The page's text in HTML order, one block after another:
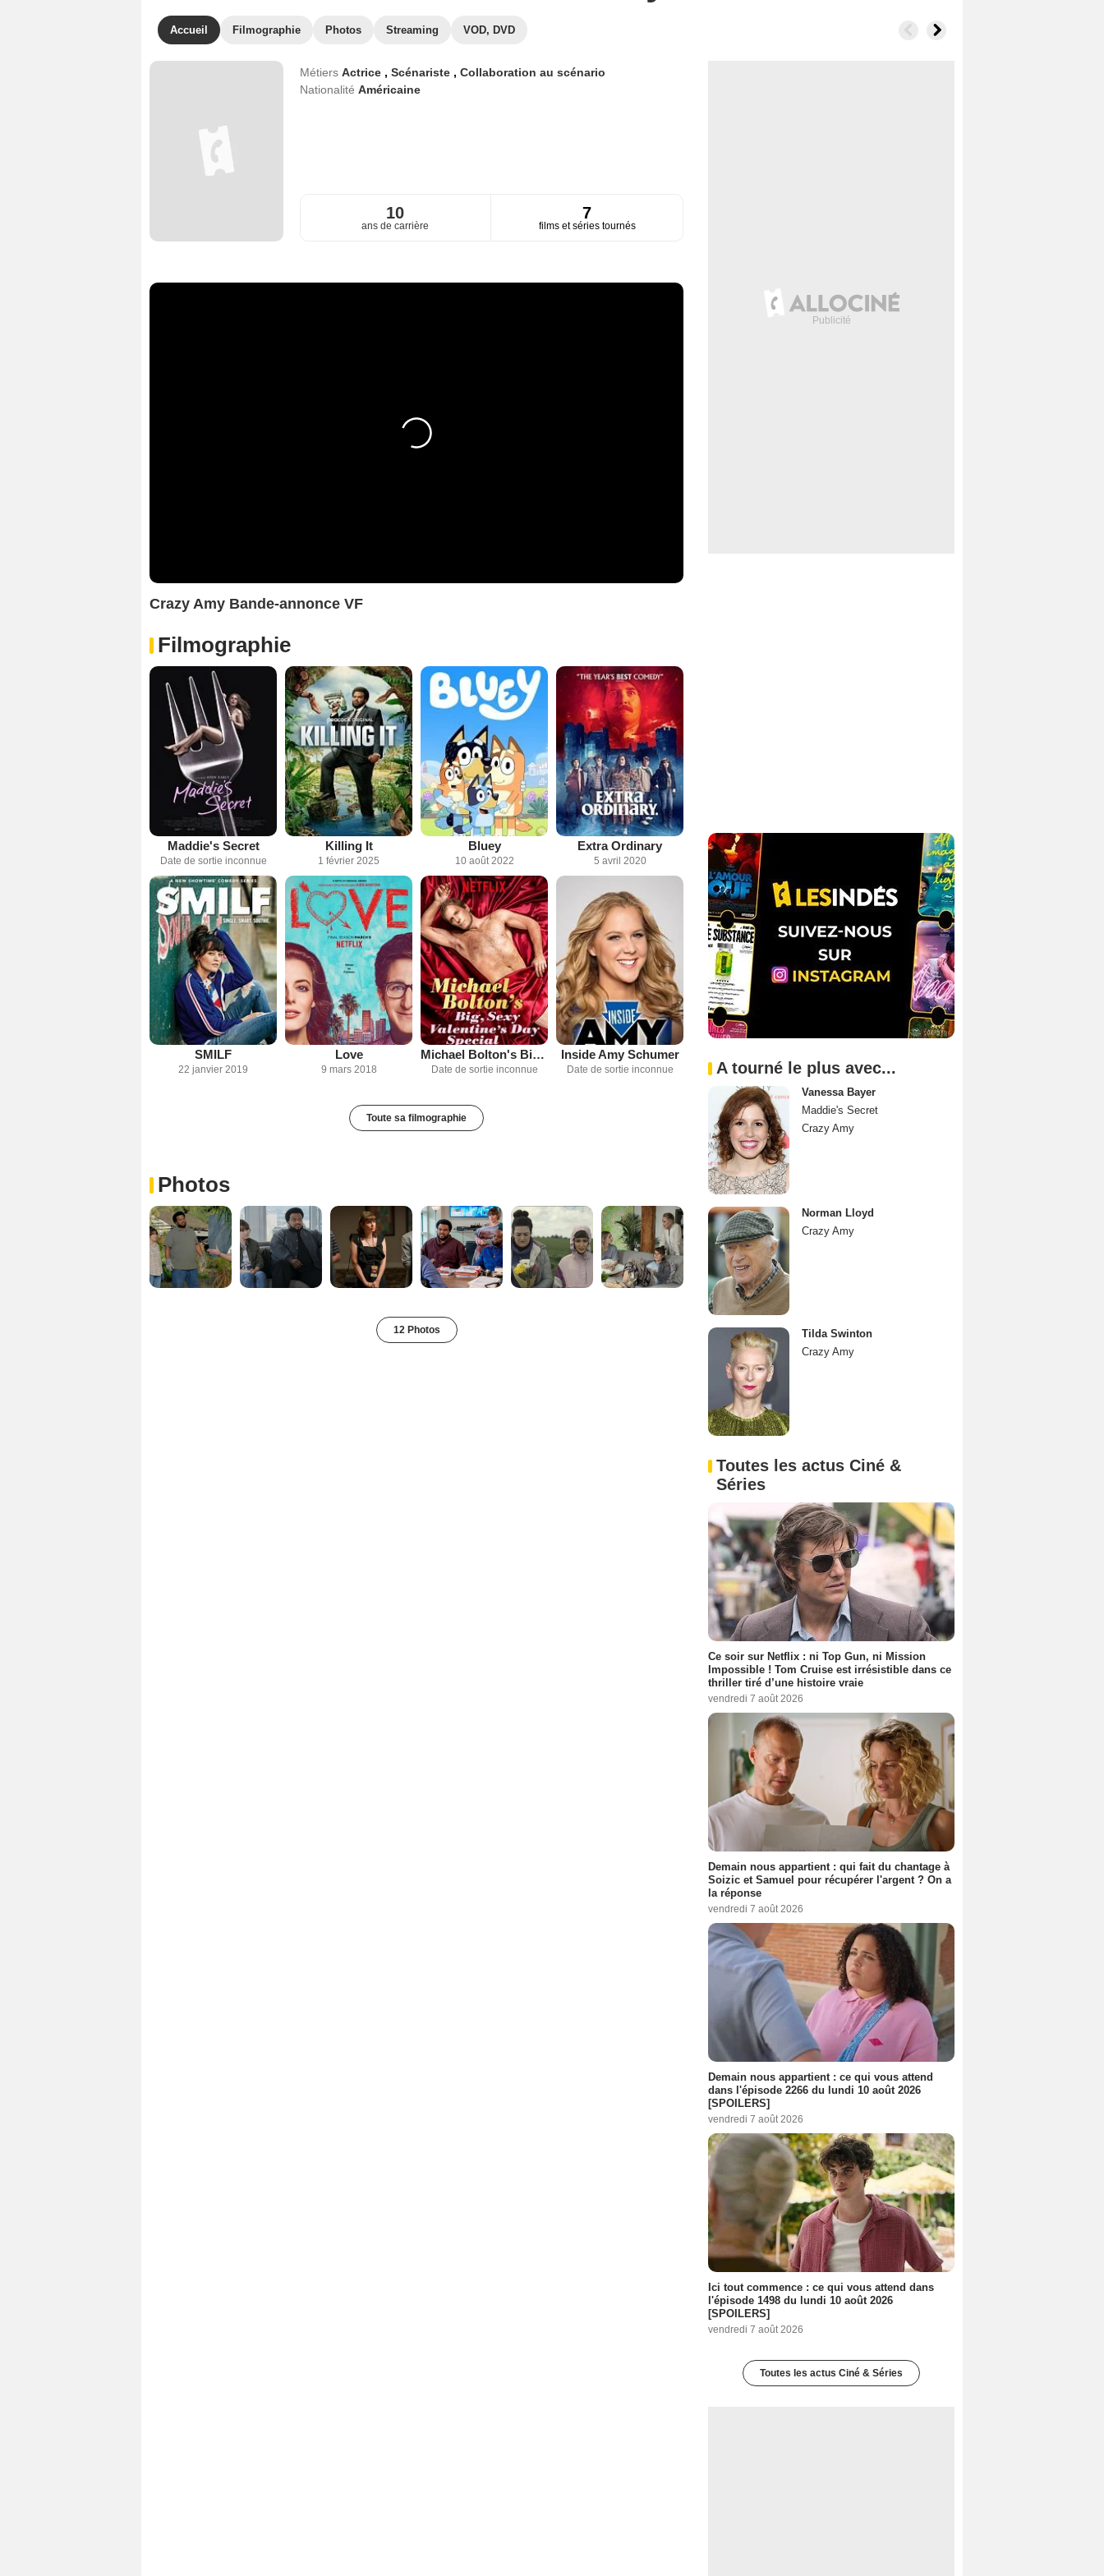
Accueil Filmographie Photos Streaming VOD, DVD
Métiers Actrice , Scénariste , Collaboration au scénario
Nationalité Américaine
10
ans de carrière
7
films et séries tournés
Crazy Amy Bande-annonce VF
Filmographie
Maddie's Secret
Date de sortie inconnue
Killing It
1 février 2025
Bluey
10 août 2022
Extra Ordinary
5 avril 2020
SMILF
22 janvier 2019
Love
9 mars 2018
Michael Bolton's Big, Sexy, Valentine's Day Special
Date de sortie inconnue
Inside Amy Schumer
Date de sortie inconnue
Toute sa filmographie
Photos
12 Photos
A tourné le plus avec...
Vanessa Bayer
Maddie's Secret
Crazy Amy
Norman Lloyd
Crazy Amy
Tilda Swinton
Crazy Amy
Toutes les actus Ciné &
Séries
Ce soir sur Netflix : ni Top Gun, ni Mission
Impossible ! Tom Cruise est irrésistible dans ce
thriller tiré d’une histoire vraie
vendredi 7 août 2026
Demain nous appartient : qui fait du chantage à
Soizic et Samuel pour récupérer l'argent ? On a
la réponse
vendredi 7 août 2026
Demain nous appartient : ce qui vous attend
dans l'épisode 2266 du lundi 10 août 2026
[SPOILERS]
vendredi 7 août 2026
Ici tout commence : ce qui vous attend dans
l'épisode 1498 du lundi 10 août 2026
[SPOILERS]
vendredi 7 août 2026
Toutes les actus Ciné & Séries